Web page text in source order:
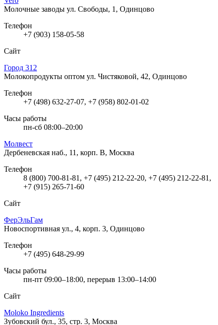
Молочные заводы ул. Свободы, 1, Одинцово
Телефон
+7 (903) 158-05-58
Сайт
Город 312
Молокопродукты оптом ул. Чистяковой, 42, Одинцово
Телефон
+7 (498) 632-27-07, +7 (958) 802-01-02
Часы работы
пн-сб 08:00–20:00
Молвест
Дербеневская наб., 11, корп. В, Москва
Телефон
8 (800) 700-81-81, +7 (495) 212-22-20, +7 (495) 212-22-81,
+7 (915) 265-71-60
Сайт
ФерЭльГам
Новоспортивная ул., 4, корп. 3, Одинцово
Телефон
+7 (495) 648-29-99
Часы работы
пн-пт 09:00–18:00, перерыв 13:00–14:00
Сайт
Moloko Ingredients
Зубовский бул., 35, стр. 3, Москва